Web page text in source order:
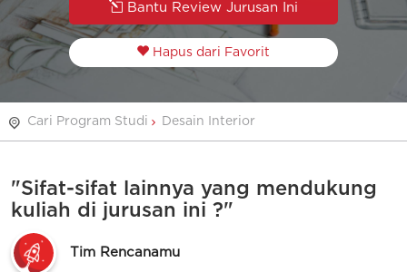
Bantu Review Jurusan Ini
Hapus dari Favorit
Cari Program Studi Desain Interior
"Sifat-sifat lainnya yang mendukung
kuliah di jurusan ini ?"
Tim Rencanamu